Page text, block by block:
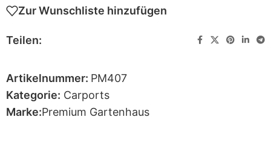
Zur Wunschliste hinzufügen
Teilen:
Artikelnummer: PM407
Kategorie: Carports
Marke:Premium Gartenhaus